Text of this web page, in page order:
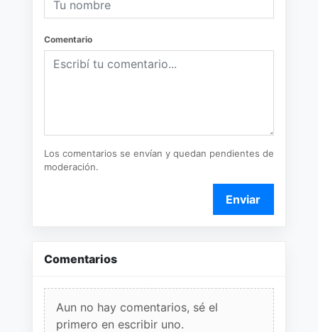
Comentario
Los comentarios se envían y quedan pendientes de
moderación.
Enviar
Comentarios
Aun no hay comentarios, sé el
primero en escribir uno.